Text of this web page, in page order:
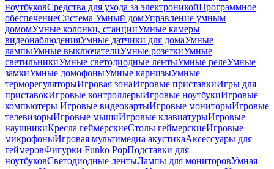
ноутбуковСредства для ухода за электроникойПрограммное
обеспечениеСистема Умный домУправление умным
домомУмные колонки, станцииУмные камеры
видеонаблюденияУмные датчики для домаУмные
лампыУмные выключателиУмные розеткиУмные
светильникиУмные светодиодные лентыУмные релеУмные
замкиУмные домофоныУмные карнизыУмные
терморегуляторыИгровая зонаИгровые приставкиИгры для
приставокИгровые контроллерыИгровые ноутбукиИгровые
компьютеры Игровые видеокартыИгровые мониторыИгровые
телевизорыИгровые мышиИгровые клавиатурыИгровые
наушникиКресла геймерскиеСтолы геймерскиеИгровые
микрофоныИгровая мультимедиа акустикаАксессуары для
геймеровФигурки Funko PopПодставки для
ноутбуковСветодиодные лентыЛампы для мониторовУмная